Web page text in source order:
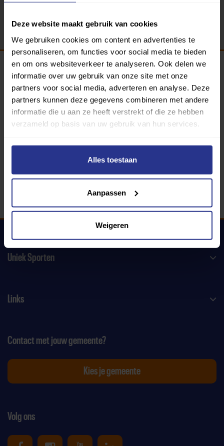
Deze website maakt gebruik van cookies
We gebruiken cookies om content en advertenties te
personaliseren, om functies voor social media te bieden
en om ons websiteverkeer te analyseren. Ook delen we
informatie over uw gebruik van onze site met onze
partners voor social media, adverteren en analyse. Deze
partners kunnen deze gegevens combineren met andere
informatie die u aan ze heeft verstrekt of die ze hebben
verzameld op basis van uw gebruik van hun services.
Alles toestaan
Aanpassen
Weigeren
Programma van:
340 gemeenten
Uniek Sporten
Links
Volg ons
Contact met jouw gemeente?
Kies je gemeente